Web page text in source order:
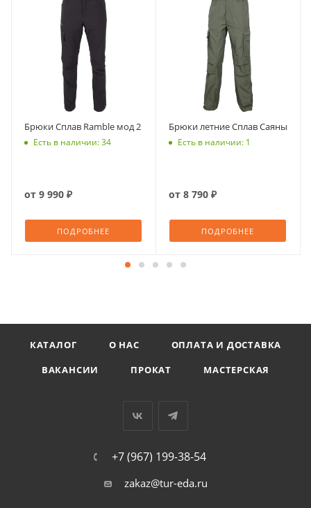
Брюки Сплав Ramble мод 2
Есть в наличии: 34
от 9 990 ₽
ПОДРОБНЕЕ
Брюки летние Сплав Саяны
Есть в наличии: 1
от 8 790 ₽
ПОДРОБНЕЕ
КАТАЛОГ О НАС
ОПЛАТА И ДОСТАВКА
ВАКАНСИИ
ПРОКАТ МАСТЕРСКАЯ
+7 (967) 199-38-54
zakaz@tur-eda.ru